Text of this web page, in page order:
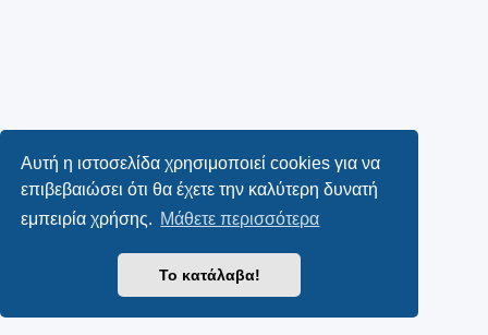
Αυτή η ιστοσελίδα χρησιμοποιεί cookies για να
επιβεβαιώσει ότι θα έχετε την καλύτερη δυνατή
εμπειρία χρήσης. Μάθετε περισσότερα
Το κατάλαβα!